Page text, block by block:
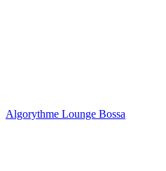
Algorythme Lounge Bossa